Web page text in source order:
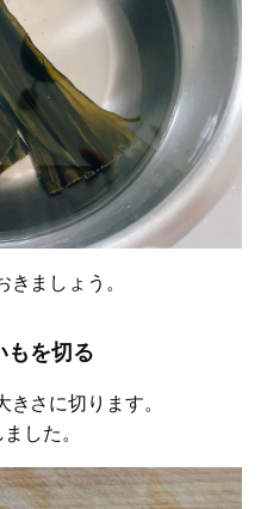
ましょう。
を切る
さに切ります。
した。